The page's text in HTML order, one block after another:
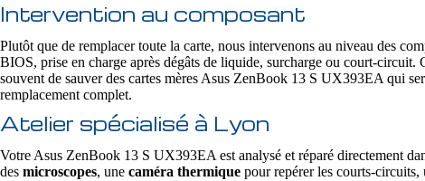
Intervention au composant
Plutôt que de remplacer toute la carte, nous intervenons au niveau des
BIOS, prise en charge après dégâts de liquide, surcharge ou court-circuit.
souvent de sauver des cartes mères Asus ZenBook 13 S UX393EA qui
remplacement complet.
Atelier spécialisé à Lyon
Votre Asus ZenBook 13 S UX393EA est analysé et réparé directement
des microscopes, une caméra thermique pour repérer les courts-circuits,